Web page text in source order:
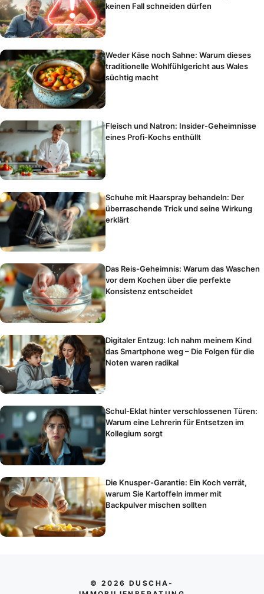
keinen Fall schneiden dürfen
Weder Käse noch Sahne: Warum dieses
traditionelle Wohlfühlgericht aus Wales
süchtig macht
Fleisch und Natron: Insider-Geheimnisse
eines Profi-Kochs enthüllt
Schuhe mit Haarspray behandeln: Der
überraschende Trick und seine Wirkung
erklärt
Das Reis-Geheimnis: Warum das Waschen
vor dem Kochen über die perfekte
Konsistenz entscheidet
Digitaler Entzug: Ich nahm meinem Kind
das Smartphone weg – Die Folgen für die
Noten waren radikal
Schul-Eklat hinter verschlossenen Türen:
Warum eine Lehrerin für Entsetzen im
Kollegium sorgt
Die Knusper-Garantie: Ein Koch verrät,
warum Sie Kartoffeln immer mit
Backpulver mischen sollten
© 2026 DUSCHA-